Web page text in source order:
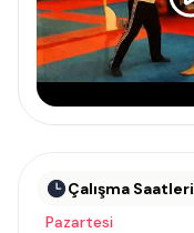
Çalışma Saatleri
Pazartesi